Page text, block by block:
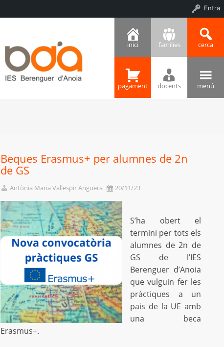
inici famílies cerca
pagament docents menú
Beques Erasmus+ per alumnes de 2n
de GS
Antònia Maria Vallespir Anguera 20/11/23
S’ha obert el
termini per tots els
alumnes de 2n de
GS de l’IES
Berenguer d’Anoia
que vulguin fer les
pràctiques a un
pais de la UE amb
una beca
Erasmus+.
Entra